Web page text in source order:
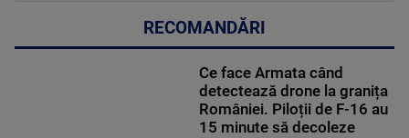
RECOMANDĂRI
Ce face Armata când
detectează drone la granița
României. Piloții de F-16 au
15 minute să decoleze